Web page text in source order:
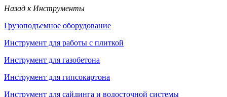
Назад к Инструменты
Грузоподъемное оборудование
Инструмент для работы с плиткой
Инструмент для газобетона
Инструмент для гипсокартона
Инструмент для сайдинга и водосточной системы